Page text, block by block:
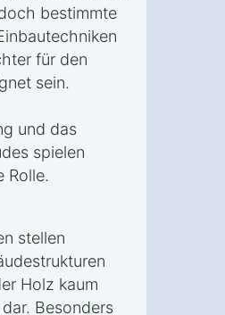
bestimmte
für den
sein.
und das
spielen
Rolle.
stellen
Holz kaum
Besonders